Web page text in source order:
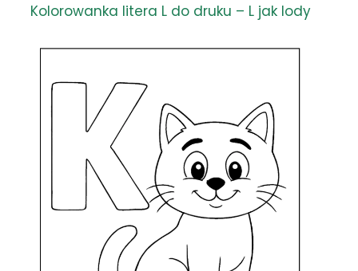
Kolorowanka litera L do druku – L jak lody